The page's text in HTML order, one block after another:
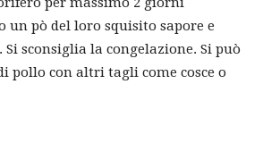
pò del loro squisito sapore e
sconsiglia la congelazione. Si può
pollo con altri tagli come cosce o